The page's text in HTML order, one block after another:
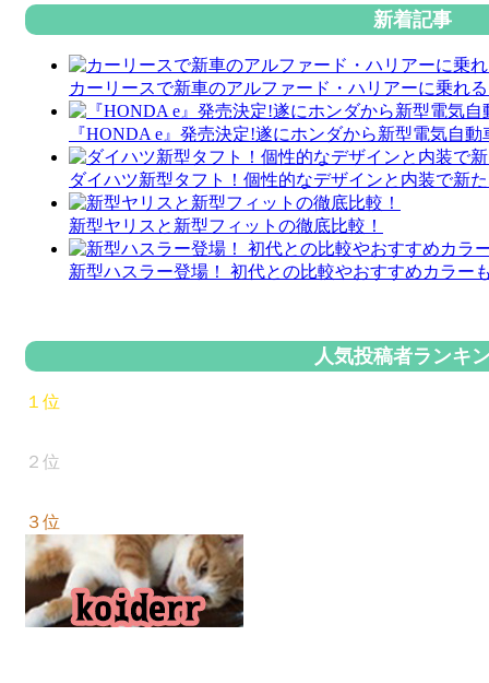
新着記事
カーリースで新車のアルファード・ハリアーに乗れ
『HONDA e』発売決定!遂にホンダから新型電気自動
ダイハツ新型タフト！個性的なデザインと内装で新
新型ヤリスと新型フィットの徹底比較！
新型ハスラー登場！ 初代との比較やおすすめカラー
人気投稿者ランキ
１位
２位
３位